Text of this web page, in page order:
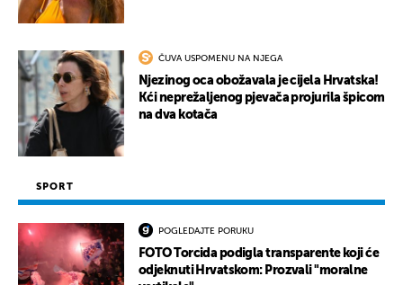
ČUVA USPOMENU NA NJEGA
Njezinog oca obožavala je cijela Hrvatska!
Kći neprežaljenog pjevača projurila špicom
na dva kotača
SPORT
POGLEDAJTE PORUKU
FOTO Torcida podigla transparente koji će
odjeknuti Hrvatskom: Prozvali "moralne